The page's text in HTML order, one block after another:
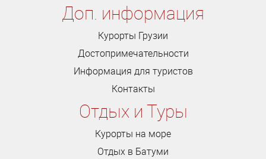
Доп. информация
Курорты Грузии
Достопримечательности
Информация для туристов
Контакты
Отдых и Туры
Курорты на море
Отдых в Батуми